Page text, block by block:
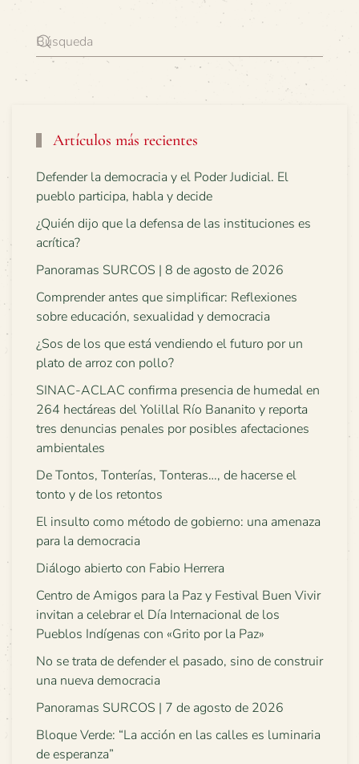
Artículos más recientes
Defender la democracia y el Poder Judicial. El
pueblo participa, habla y decide
¿Quién dijo que la defensa de las instituciones es
acrítica?
Panoramas SURCOS | 8 de agosto de 2026
Comprender antes que simplificar: Reflexiones
sobre educación, sexualidad y democracia
¿Sos de los que está vendiendo el futuro por un
plato de arroz con pollo?
SINAC-ACLAC confirma presencia de humedal en
264 hectáreas del Yolillal Río Bananito y reporta
tres denuncias penales por posibles afectaciones
ambientales
De Tontos, Tonterías, Tonteras…, de hacerse el
tonto y de los retontos
El insulto como método de gobierno: una amenaza
para la democracia
Diálogo abierto con Fabio Herrera
Centro de Amigos para la Paz y Festival Buen Vivir
invitan a celebrar el Día Internacional de los
Pueblos Indígenas con «Grito por la Paz»
No se trata de defender el pasado, sino de construir
una nueva democracia
Panoramas SURCOS | 7 de agosto de 2026
Bloque Verde: “La acción en las calles es luminaria
de esperanza”